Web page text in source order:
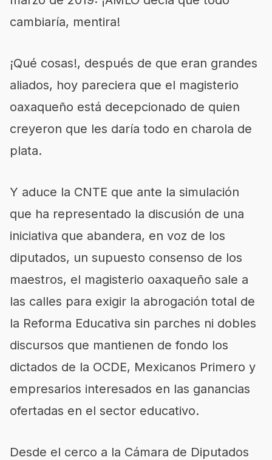
cambiaría, mentira!
¡Qué cosas!, después de que eran grandes
aliados, hoy pareciera que el magisterio
oaxaqueño está decepcionado de quien
creyeron que les daría todo en charola de
plata.
Y aduce la CNTE que ante la simulación
que ha representado la discusión de una
iniciativa que abandera, en voz de los
diputados, un supuesto consenso de los
maestros, el magisterio oaxaqueño sale a
las calles para exigir la abrogación total de
la Reforma Educativa sin parches ni dobles
discursos que mantienen de fondo los
dictados de la OCDE, Mexicanos Primero y
empresarios interesados en las ganancias
ofertadas en el sector educativo.
Desde el cerco a la Cámara de Diputados